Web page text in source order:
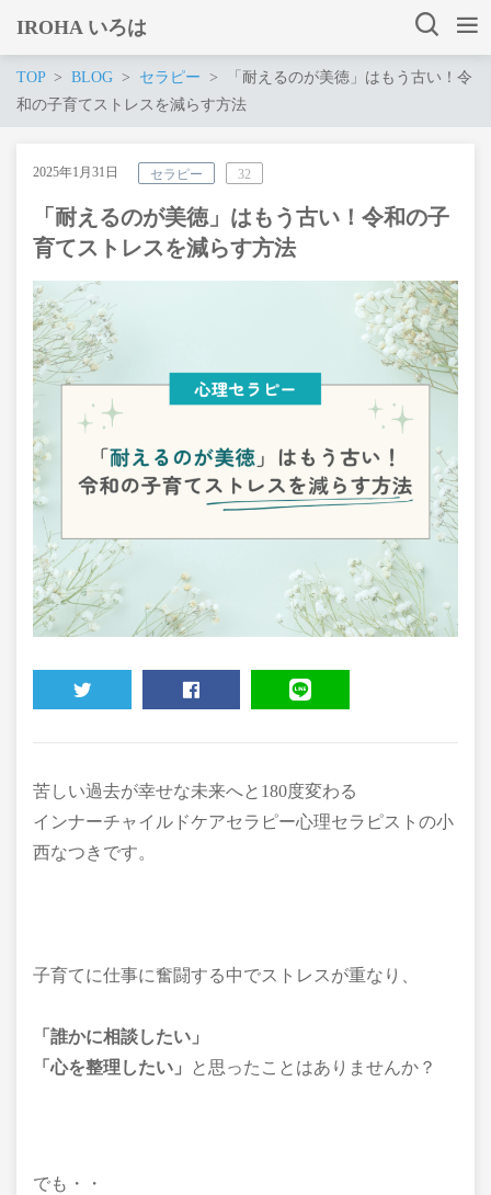
IROHA いろは
TOP BLOG セラピー
「耐えるのが美徳」はもう古い！令
和の子育てストレスを減らす方法
2025年1月31日 セラピー 32
「耐えるのが美徳」はもう古い！令和の子
育てストレスを減らす方法
苦しい過去が幸せな未来へと180度変わる
インナーチャイルドケアセラピー心理セラピストの小
西なつきです。
子育てに仕事に奮闘する中でストレスが重なり、
「誰かに相談したい」
「心を整理したい」
と思ったことはありませんか？
でも・・